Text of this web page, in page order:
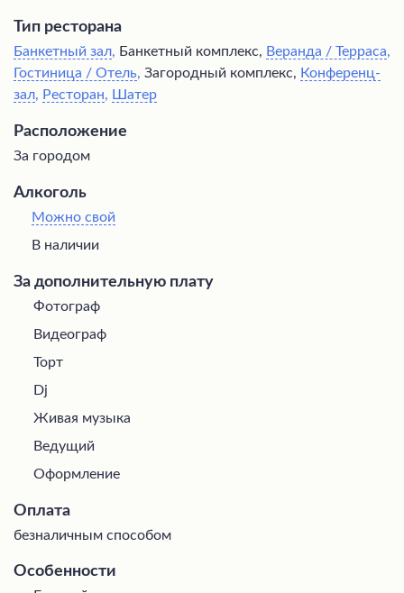
Тип ресторана
Банкетный зал, Банкетный комплекс, Веранда / Терраса,
Гостиница / Отель, Загородный комплекс, Конференц-
зал, Ресторан, Шатер
Расположение
За городом
Алкоголь
Можно свой
В наличии
За дополнительную плату
Фотограф
Видеограф
Торт
Dj
Живая музыка
Ведущий
Оформление
Оплата
безналичным способом
Особенности